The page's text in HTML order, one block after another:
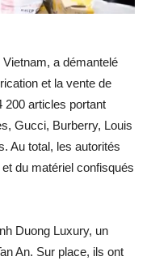
a démantelé
et la vente de
200 articles portant
Gucci, Burberry, Louis
Au total, les autorités
du matériel confisqués
Duong Luxury, un
An. Sur place, ils ont